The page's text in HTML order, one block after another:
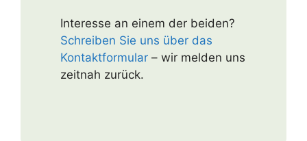
Interesse an einem der beiden?
Schreiben Sie uns über das
Kontaktformular – wir melden uns
zeitnah zurück.